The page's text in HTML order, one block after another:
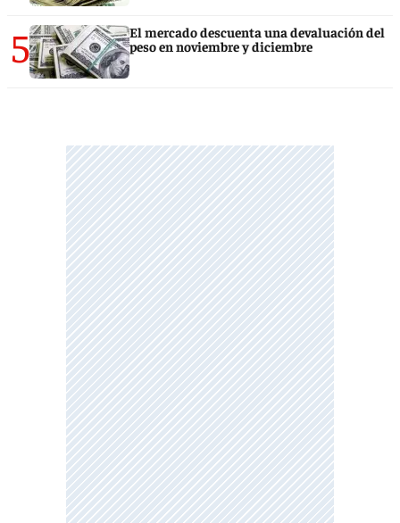
5
El mercado descuenta una devaluación del
peso en noviembre y diciembre